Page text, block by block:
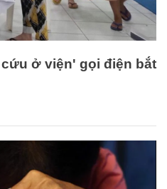
ở viện' gọi điện bắt